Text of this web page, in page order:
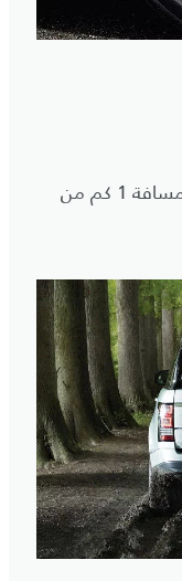
- المساعدة على الطرق الوعرة (حتى مسافة 1 كم من